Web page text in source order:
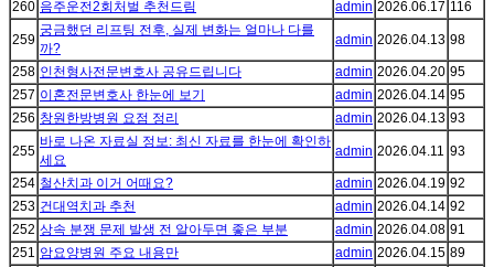
260 음주운전2회처벌 추천드림 admin 2026.06.17 116
259
궁금했던 리프팅 전후, 실제 변화는 얼마나 다를
까?
admin 2026.04.13 98
258 인천형사전문변호사 공유드립니다 admin 2026.04.20 95
257 이혼전문변호사 한눈에 보기 admin 2026.04.14 95
256 창원한방병원 요점 정리 admin 2026.04.13 93
255
바로 나온 자료실 정보: 최신 자료를 한눈에 확인하
세요
admin 2026.04.11 93
254 철산치과 이거 어때요? admin 2026.04.19 92
253 건대역치과 추천 admin 2026.04.14 92
252 상속 분쟁 문제 발생 전 알아두면 좋은 부분 admin 2026.04.08 91
251 암요양병원 주요 내용만 admin 2026.04.15 89